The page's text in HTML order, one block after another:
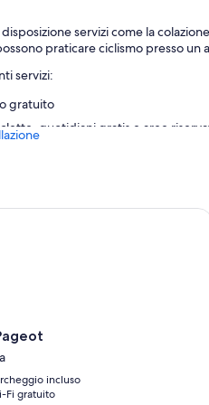
servizi come la
praticare ciclismo presso
servizi:
gratuito
quotidiani gratis e aree
includono comfort come
elettrico e riscaldamento
incluso
Fi gratuito